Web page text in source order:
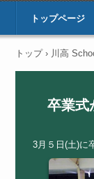
トップページ
トップ › 川高
卒業式
3月５日(土)に